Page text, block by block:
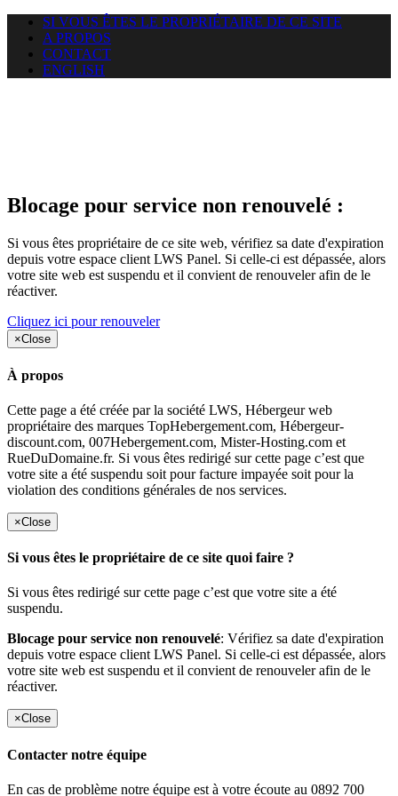
SI VOUS ÊTES LE PROPRIÉTAIRE DE CE SITE
A PROPOS
CONTACT
ENGLISH
Blocage pour service non renouvelé :
Si vous êtes propriétaire de ce site web, vérifiez sa date d'expiration
depuis votre espace client LWS Panel. Si celle-ci est dépassée, alors
votre site web est suspendu et il convient de renouveler afin de le
réactiver.
Cliquez ici pour renouveler
×Close
À propos
Cette page a été créée par la société LWS, Hébergeur web
propriétaire des marques TopHebergement.com, Hébergeur-
discount.com, 007Hebergement.com, Mister-Hosting.com et
RueDuDomaine.fr. Si vous êtes redirigé sur cette page c’est que
votre site a été suspendu soit pour facture impayée soit pour la
violation des conditions générales de nos services.
×Close
Si vous êtes le propriétaire de ce site quoi faire ?
Si vous êtes redirigé sur cette page c’est que votre site a été
suspendu.
Blocage pour service non renouvelé: Vérifiez sa date d'expiration
depuis votre espace client LWS Panel. Si celle-ci est dépassée, alors
votre site web est suspendu et il convient de renouveler afin de le
réactiver.
×Close
Contacter notre équipe
En cas de problème notre équipe est à votre écoute au 0892 700